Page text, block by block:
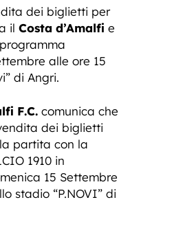
dei biglietti per
il Costa d’Amalfi e
alle ore 15
di Angri.
F.C. comunica che
dei biglietti
partita con la
1910 in
15 Settembre
stadio “P.NOVI” di